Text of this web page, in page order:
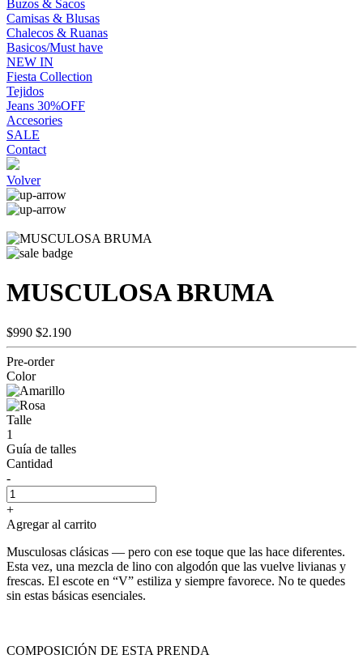
Buzos & Sacos
Camisas & Blusas
Chalecos & Ruanas
Basicos/Must have
NEW IN
Fiesta Collection
Tejidos
Jeans 30%OFF
Accesories
SALE
Contact
Volver
MUSCULOSA BRUMA
$990 $2.190
Pre-order
Color
Talle
1
Guía de talles
Cantidad
-
+
Agregar al carrito
Musculosas clásicas — pero con ese toque que las hace diferentes.
Esta vez, una mezcla de lino con algodón que las vuelve livianas y
frescas. El escote en “V” estiliza y siempre favorece. No te quedes
sin estas básicas esenciales.
COMPOSICIÓN DE ESTA PRENDA